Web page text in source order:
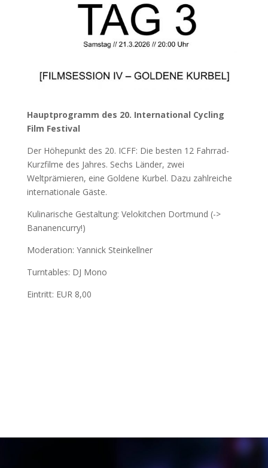
Hauptprogramm des 20. International Cycling
Film Festival
Der Höhepunkt des 20. ICFF: Die besten 12 Fahrrad-
Kurzfilme des Jahres. Sechs Länder, zwei
Weltprämieren, eine Goldene Kurbel. Dazu zahlreiche
internationale Gäste.
Kulinarische Gestaltung: Velokitchen Dortmund (->
Bananencurry!)
Moderation: Yannick Steinkellner
Turntables: DJ Mono
Eintritt: EUR 8,00